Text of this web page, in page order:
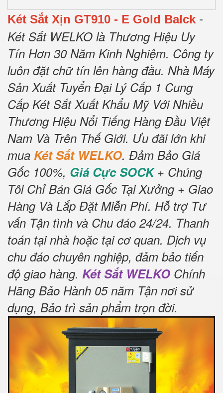
Két Sắt Xịn GT910 - E Gold Balck -
Két Sắt WELKO là Thương Hiệu Uy
Tín Hơn 30 Năm Kinh Nghiệm. Công ty
luôn đặt chữ tín lên hàng đầu. Nhà Máy
Sản Xuất Tuyển Đại Lý Cấp 1 Cung
Cấp Két Sắt Xuất Khẩu Mỹ Với Nhiều
Thương Hiệu Nổi Tiếng Hàng Đầu Việt
Nam Và Trên Thế Giới. Ưu đãi lớn khi
mua Két Sắt WELKO. Đảm Bảo Giá
Gốc 100%, Giá Cực SOCK+ Chúng
Tôi Chỉ Bán Giá Gốc Tại Xưởng + Giao
Hàng Và Lắp Đặt Miễn Phí. Hỗ trợ Tư
vấn Tận tình và Chu đáo 24/24. Thanh
toán tại nhà hoặc tại cơ quan. Dịch vụ
chu đáo chuyên nghiệp, đảm bảo tiến
độ giao hàng. Két Sắt WELKO Chính
Hãng Bảo Hành 05 năm Tận nơi sử
dụng, Bảo trì sản phẩm trọn đời.